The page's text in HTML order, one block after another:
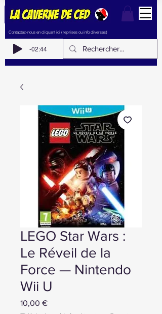
Contactez-nous en cliquant ici (reprises ou info diverses)
-02:44
LEGO Star Wars :
Le Réveil de la
Force — Nintendo
Wii U
10,00 €Prix